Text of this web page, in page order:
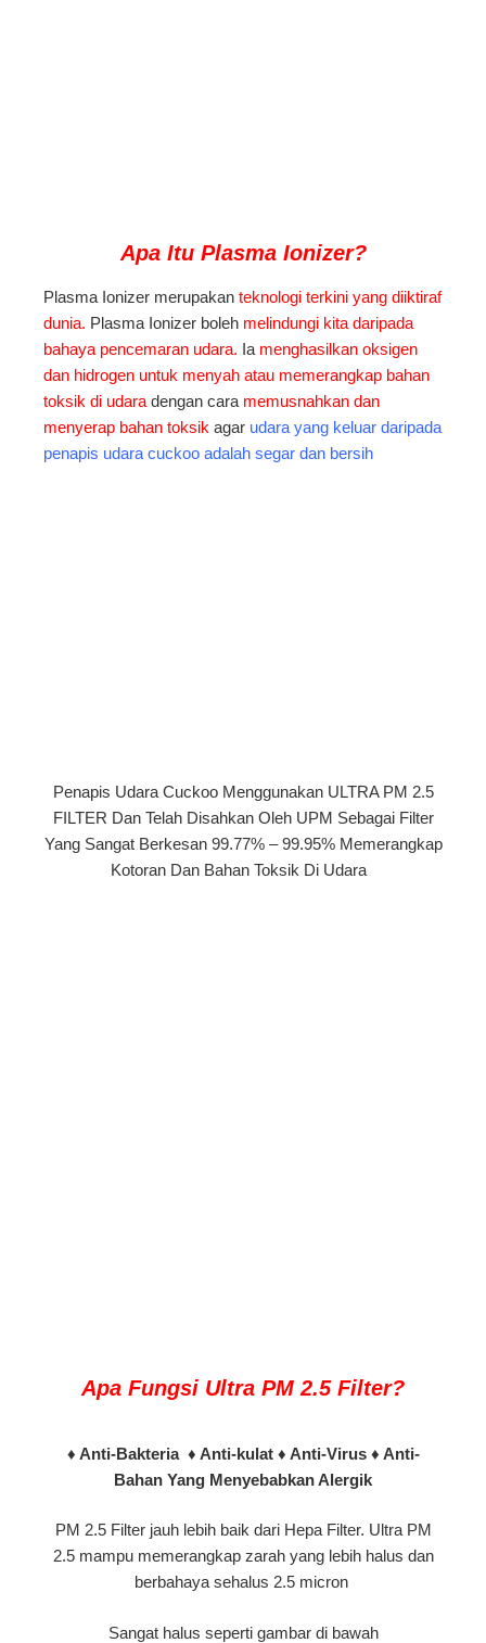
Apa Itu Plasma Ionizer?
Plasma Ionizer merupakan teknologi terkini yang diiktiraf
dunia. Plasma Ionizer boleh melindungi kita daripada
bahaya pencemaran udara. Ia menghasilkan oksigen
dan hidrogen untuk menyah atau memerangkap bahan
toksik di udara dengan cara memusnahkan dan
menyerap bahan toksik agar udara yang keluar daripada
penapis udara cuckoo adalah segar dan bersih
Penapis Udara Cuckoo Menggunakan ULTRA PM 2.5
FILTER Dan Telah Disahkan Oleh UPM Sebagai Filter
Yang Sangat Berkesan 99.77% – 99.95% Memerangkap
Kotoran Dan Bahan Toksik Di Udara
Apa Fungsi Ultra PM 2.5 Filter?
♦ Anti-Bakteria ♦ Anti-kulat ♦ Anti-Virus ♦ Anti-
Bahan Yang Menyebabkan Alergik
PM 2.5 Filter jauh lebih baik dari Hepa Filter. Ultra PM
2.5 mampu memerangkap zarah yang lebih halus dan
berbahaya sehalus 2.5 micron
Sangat halus seperti gambar di bawah